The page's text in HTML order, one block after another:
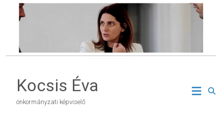
Kocsis Éva
önkormányzati képviselő